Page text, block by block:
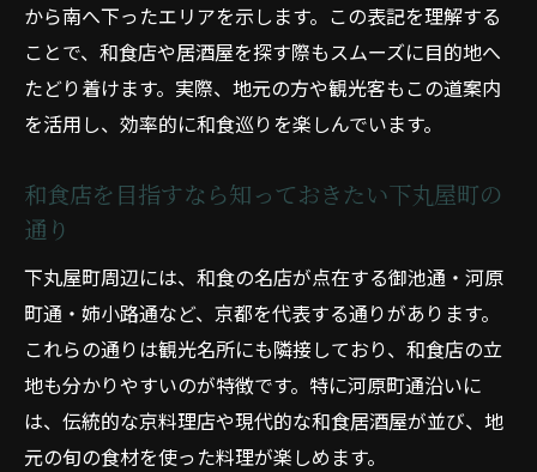
から南へ下ったエリアを示します。この表記を理解する
ことで、和食店や居酒屋を探す際もスムーズに目的地へ
たどり着けます。実際、地元の方や観光客もこの道案内
を活用し、効率的に和食巡りを楽しんでいます。
和食店を目指すなら知っておきたい下丸屋町の
通り
下丸屋町周辺には、和食の名店が点在する御池通・河原
町通・姉小路通など、京都を代表する通りがあります。
これらの通りは観光名所にも隣接しており、和食店の立
地も分かりやすいのが特徴です。特に河原町通沿いに
は、伝統的な京料理店や現代的な和食居酒屋が並び、地
元の旬の食材を使った料理が楽しめます。